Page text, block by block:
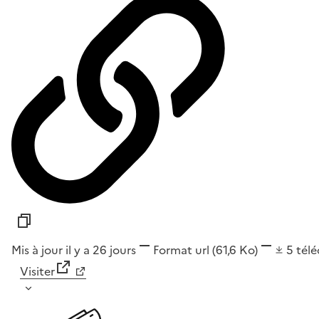
Mis à jour il y a 26 jours Format url (61,6 Ko) 5
Visiter